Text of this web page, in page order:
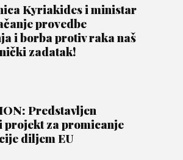
Kyriakides i ministar
provedbe
i borba protiv raka naš
zadatak!
Predstavljen
projekt za promicanje
diljem EU